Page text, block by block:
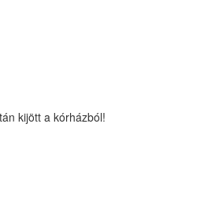
kijött a kórházból!